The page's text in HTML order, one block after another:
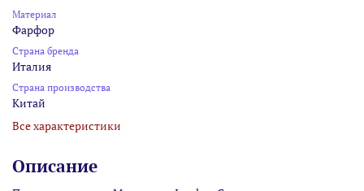
Материал
Фарфор
Страна бренда
Италия
Страна производства
Китай
Все характеристики
Описание